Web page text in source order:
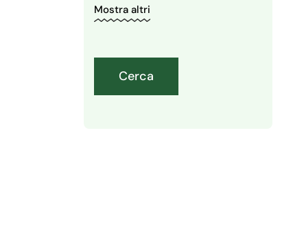
Soia
Frutta a guscio
Lupini
Mostra altri
Cerca